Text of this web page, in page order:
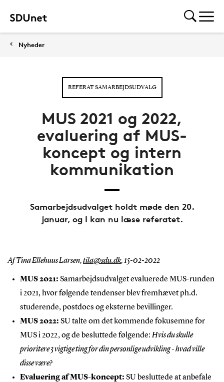
Nyheder
REFERAT SAMARBEJDSUDVALG
MUS 2021 og 2022,
evaluering af MUS-
koncept og intern
kommunikation
Samarbejdsudvalget holdt møde den 20.
januar, og I kan nu læse referatet.
Af Tina Ellehuus Larsen,tila@sdu.dk,15-02-2022
MUS 2021: Samarbejdsudvalget evaluerede MUS-runden
i 2021, hvor følgende tendenser blev fremhævet ph.d.
studerende, postdocs og eksterne bevillinger.
MUS 2022: SU talte om det kommende fokusemne for
MUS i 2022, og de besluttede følgende:Hvis du skulle
prioritere 3 vigtige ting for din personlige udvikling - hvad ville
disse være?
Evaluering af MUS-koncept: SU besluttede at anbefale